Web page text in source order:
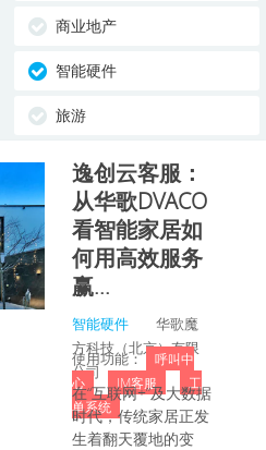
商业地产
智能硬件
旅游
逸创云客服：
从华歌DVACO
看智能家居如
何用高效服务
赢...
智能硬件
华歌魔
方科技（北京）有限
公司
使用功能： 呼叫中
心
IM客服
工
单系统
在“互联网+”及大数据
时代，传统家居正发
生着翻天覆地的变